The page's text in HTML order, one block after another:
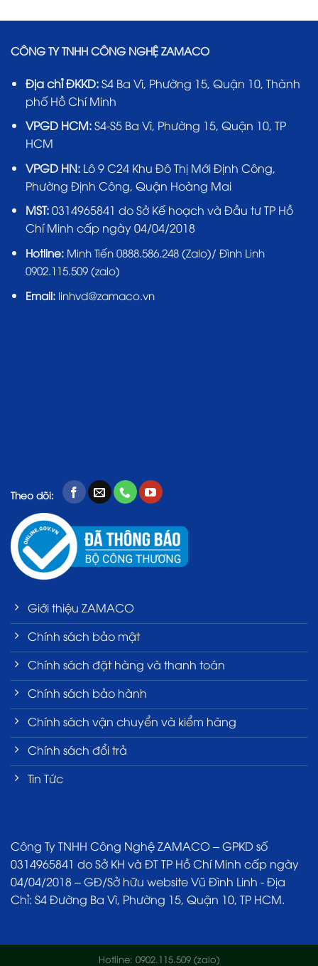
CÔNG TY TNHH CÔNG NGHỆ ZAMACO
Địa chỉ ĐKKD:S4 Ba Vì, Phường 15, Quận 10, Thành
phố Hồ Chí Minh
VPGD HCM:S4-S5 Ba Vì, Phường 15, Quận 10, TP
HCM
VPGD HN:Lô 9 C24 Khu Đô Thị Mới Định Công,
Phường Định Công, Quận Hoàng Mai
MST:0314965841 do Sở Kế hoạch và Đầu tư TP Hồ
Chí Minh cấp ngày 04/04/2018
Hotline: Minh Tiến 0888.586.248 (Zalo)/ Đình Linh
0902.115.509 (zalo)
Email:linhvd@zamaco.vn
Theo dõi:
Giới thiệu ZAMACO
Chính sách bảo mật
Chính sách đặt hàng và thanh toán
Chính sách bảo hành
Chính sách vận chuyển và kiểm hàng
Chính sách đổi trả
Tin Tức
Công Ty TNHH Công Nghệ ZAMACO – GPKD số
0314965841 do Sở KH và ĐT TP Hồ Chí Minh cấp ngày
04/04/2018 – GĐ/Sở hữu website Vũ Đình Linh - Địa
Chỉ: S4 Đường Ba Vì, Phường 15, Quận 10, TP HCM.
Hotline: 0902.115.509 (zalo)